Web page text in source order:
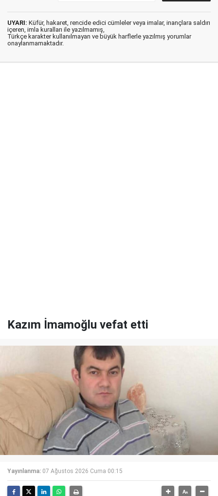
UYARI: Küfür, hakaret, rencide edici cümleler veya imalar, inançlara saldırı
içeren, imla kuralları ile yazılmamış,
Türkçe karakter kullanılmayan ve büyük harflerle yazılmış yorumlar
onaylanmamaktadır.
Kazım İmamoğlu vefat etti
Yayınlanma: 07 Ağustos 2026 Cuma 00:15